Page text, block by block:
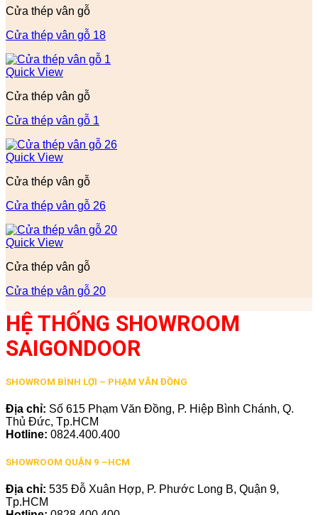
Cửa thép vân gỗ
Cửa thép vân gỗ 18
Quick View
Cửa thép vân gỗ
Cửa thép vân gỗ 1
Quick View
Cửa thép vân gỗ
Cửa thép vân gỗ 26
Quick View
Cửa thép vân gỗ
Cửa thép vân gỗ 20
HỆ THỐNG SHOWROOM
SAIGONDOOR
SHOWROM BÌNH LỢI – PHẠM VĂN ĐỒNG
Địa chỉ: Số 615 Phạm Văn Đồng, P. Hiệp Bình Chánh, Q.
Thủ Đức, Tp.HCM
Hotline: 0824.400.400
SHOWROOM QUẬN 9 –HCM
Địa chỉ: 535 Đỗ Xuân Hợp, P. Phước Long B, Quận 9,
Tp.HCM